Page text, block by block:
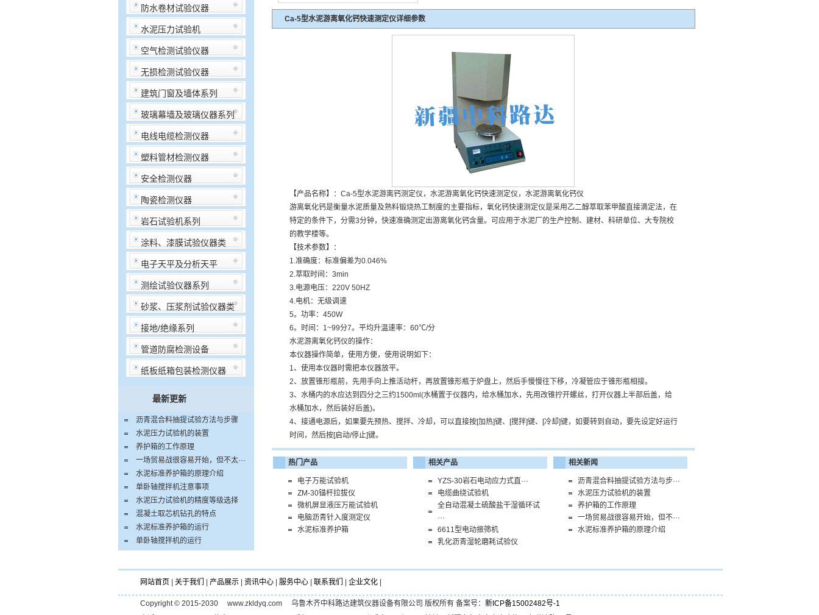
防水卷材试验仪器
水泥压力试验机
空气检测试验仪器
无损检测试验仪器
建筑门窗及墙体系列
玻璃幕墙及玻璃仪器系列
电线电缆检测仪器
塑料管材检测仪器
安全检测仪器
陶瓷检测仪器
岩石试验机系列
涂料、漆膜试验仪器类
电子天平及分析天平
测绘试验仪器系列
砂浆、压浆剂试验仪器类
接地/绝缘系列
管道防腐检测设备
纸板纸箱包装检测仪器
最新更新
沥青混合料抽提试验方法与步骤
水泥压力试验机的装置
养护箱的工作原理
一场贸易战很容易开始，但不太···
水泥标准养护箱的原理介绍
单卧轴搅拌机注意事项
水泥压力试验机的精度等级选择
混凝土取芯机钻孔的特点
水泥标准养护箱的运行
单卧轴搅拌机的运行
Ca-5型水泥游离氧化钙快速测定仪详细参数
【产品名称】：Ca-5型水泥游离钙测定仪，水泥游离氧化钙快速测定仪，水泥游离氧化钙仪
游离氧化钙是衡量水泥质量及熟料锻烧热工制度的主要指标，氧化钙快速测定仪是采用乙二醇萃取苯甲酸直接滴定法，在
特定的条件下，分需3分钟，快速准确测定出游离氧化钙含量。可应用于水泥厂的生产控制、建材、科研单位、大专院校
的教学楼等。
【技术参数】：
1.准确度：标准偏差为0.046%
2.萃取时间：3min
3.电源电压：220V 50HZ
4.电机：无级调速
5。功率：450W
6。时间：1~99分7。平均升温速率：60℃/分
水泥游离氧化钙仪的操作：
本仪器操作简单，使用方便，使用说明如下：
1、使用本仪器时需把本仪器放平。
2、放置锥形瓶前，先用手向上推活动杆，再放置锥形瓶于炉盘上，然后手慢慢往下移，冷凝管应于锥形瓶相接。
3、水桶内的水应达到四分之三约1500ml(水桶置于仪器内，给水桶加水，先用改锥拧开螺丝，打开仪器上半部后盖，给
水桶加水，然后装好后盖)。
4、接通电源后，如果要先预热、搅拌、冷却，可以直接按[加热]键、[搅拌]键、[冷却]键，如要转到自动，要先设定好运行
时间，然后按[启动/停止]键。
热门产品
电子万能试验机
ZM-30锚杆拉拔仪
微机屏显液压万能试验机
电脑沥青针入度测定仪
水泥标准养护箱
相关产品
YZS-30岩石电动应力式直···
电缆曲绕试验机
全自动混凝土硫酸盐干湿循环试
···
6611型电动振筛机
乳化沥青湿轮磨耗试验仪
相关新闻
沥青混合料抽提试验方法与步···
水泥压力试验机的装置
养护箱的工作原理
一场贸易战很容易开始，但不···
水泥标准养护箱的原理介绍
网站首页 关于我们 产品展示 资讯中心 服务中心 联系我们 企业文化
Copyright © 2015-2030 www.zkldyq.com 乌鲁木齐中科路达建筑仪器设备有限公司 版权所有 备案号： 新ICP备15002482号-1